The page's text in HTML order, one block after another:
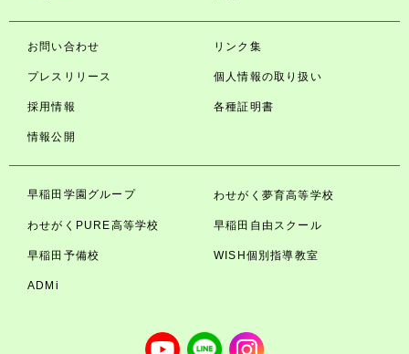
お問い合わせ リンク集
プレスリリース 個人情報の取り扱い
採用情報 各種証明書
情報公開
早稲田学園グループ わせがく夢育高等学校
わせがくPURE高等学校 早稲田自由スクール
早稲田予備校 WISH個別指導教室
ADMi